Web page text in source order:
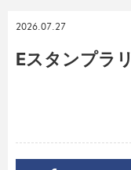
2026.07.27
Eスタンプラ